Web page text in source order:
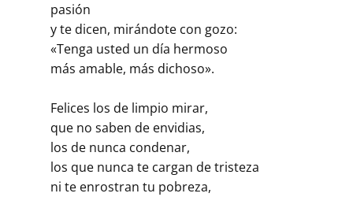
pasión
y te dicen, mirándote con gozo:
«Tenga usted un día hermoso
más amable, más dichoso».
Felices los de limpio mirar,
que no saben de envidias,
los de nunca condenar,
los que nunca te cargan de tristeza
ni te enrostran tu pobreza,